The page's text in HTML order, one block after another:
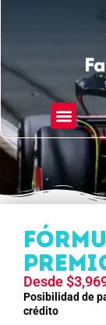
Desde
Posibilidad de
crédito